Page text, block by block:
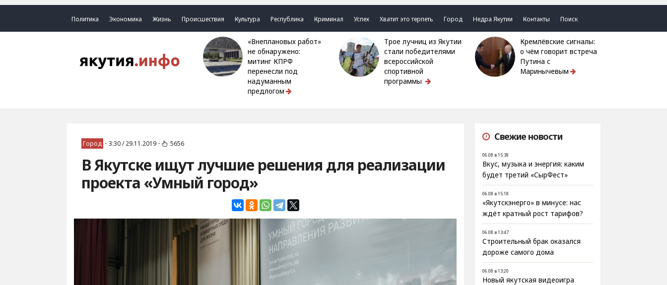
Политика Экономика Жизнь Происшествия Культура Республика Криминал Успех Хватит это терпеть Город Недра Якутии Контакты Поиск
«Внеплановых работ»
не обнаружено:
митинг КПРФ
перенесли под
надуманным
предлогом
Трое лучниц из Якутии
стали победителями
всероссийской
спортивной
программы
Кремлёвские сигналы:
о чём говорит встреча
Путина с
Маринычевым
Город • 3:30 / 29.11.2019 • 5656
В Якутске ищут лучшие решения для реализации
проекта «Умный город»
Свежие новости
06.08 в 15:39
Вкус, музыка и энергия: каким
будет третий «СырФест»
06.08 в 15:18
«Якутскэнерго» в минусе: нас
ждёт кратный рост тарифов?
06.08 в 13:47
Строительный брак оказался
дороже самого дома
06.08 в 13:20
Новый якутская видеоигра